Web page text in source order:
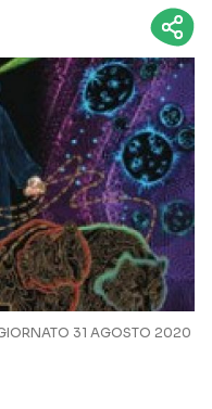
31 AGOSTO 2020